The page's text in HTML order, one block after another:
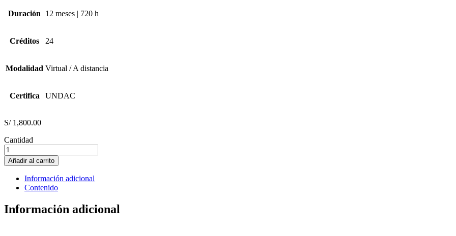
Duración 12 meses | 720 h
Créditos 24
Modalidad Virtual / A distancia
Certifica UNDAC
S/1,800.00
Cantidad
DIRECCIÓN
Y
GERENCIA
INSTITUCIONES
EDUCATIVAS
cantidad
Añadir al carrito
Información adicional
Contenido
Información adicional